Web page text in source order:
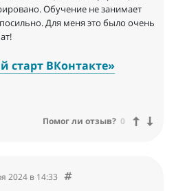
Обучение не занимает
Для меня это было очень
старт ВКонтакте»
Помог ли отзыв? 0
2024 в 14:33